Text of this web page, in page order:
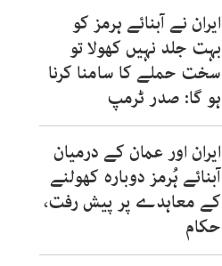
ایران نے آبنائے ہرمز کو
بہت جلد نہیں کھولا تو
سخت حملے کا سامنا کرنا
ہو گا: صدر ٹرمپ
ایران اور عمان کے درمیان
آبنائے ہُرمز دوبارہ کھولنے
کے معاہدے پر پیش رفت،
حکام